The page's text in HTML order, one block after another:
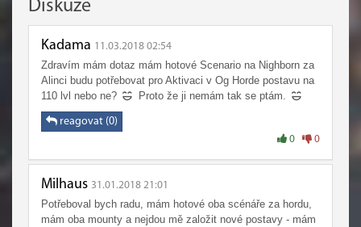
Diskuze
Kadama 11.03.2018 02:54
Zdravím mám dotaz mám hotové Scenario na Nighborn za
Alinci budu potřebovat pro Aktivaci v Og Horde postavu na
110 lvl nebo ne?
Proto že ji nemám tak se ptám.
reagovat (0)
0 0
Milhaus 31.01.2018 21:01
Potřeboval bych radu, mám hotové oba scénáře za hordu,
mám oba mounty a nejdou mě založit nové postavy - mám